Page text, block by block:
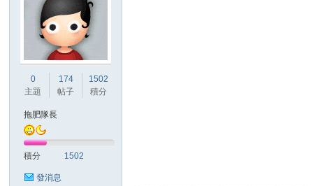
0
主題
174
帖子
1502
積分
拖肥隊長
積分 1502
發消息